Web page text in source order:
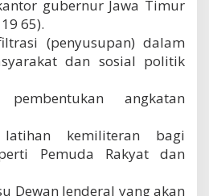
n
u
m
p
a
a
y
gubernur Jawa Timur
65).
(penyusupan) dalam
dan sosial politik
pembentukan angkatan
latihan kemiliteran bagi
Pemuda Rakyat dan
Dewan Jenderal yang akan